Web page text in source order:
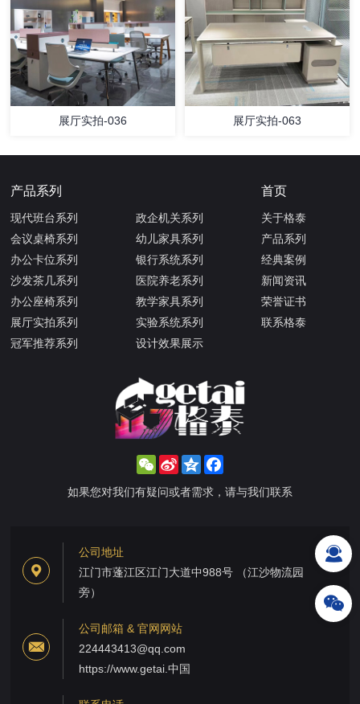
展厅实拍-036 展厅实拍-063
产品系列
现代班台系列
会议桌椅系列
办公卡位系列
沙发茶几系列
办公座椅系列
展厅实拍系列
冠军推荐系列
政企机关系列
幼儿家具系列
银行系统系列
医院养老系列
教学家具系列
实验系统系列
设计效果展示
首页
关于格泰
产品系列
经典案例
新闻资讯
荣誉证书
联系格泰
WeChat
Sina
Weibo
Qzone
如果您对我们有疑问或者需求，请与我们联系
公司地址
江门市蓬江区江门大道中988号 （江沙物流园
旁）
公司邮箱 & 官网网站
224443413@qq.com
https://www.getai.中国